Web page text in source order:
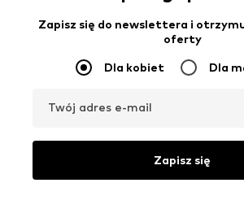
Zapisz się do newslettera i
oferty
Dla kobiet Dla
Twój adres e-mail
Zapisz się